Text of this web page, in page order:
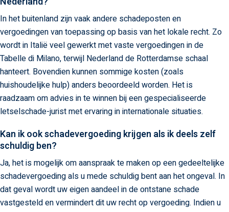
In het buitenland zijn vaak andere schadeposten en
vergoedingen van toepassing op basis van het lokale recht. Zo
wordt in Italië veel gewerkt met vaste vergoedingen in de
Tabelle di Milano, terwijl Nederland de Rotterdamse schaal
hanteert. Bovendien kunnen sommige kosten (zoals
huishoudelijke hulp) anders beoordeeld worden. Het is
raadzaam om advies in te winnen bij een gespecialiseerde
letselschade-jurist met ervaring in internationale situaties.
Kan ik ook schadevergoeding krijgen als ik deels zelf
schuldig ben?
Ja, het is mogelijk om aanspraak te maken op een gedeeltelijke
schadevergoeding als u mede schuldig bent aan het ongeval. In
dat geval wordt uw eigen aandeel in de ontstane schade
vastgesteld en vermindert dit uw recht op vergoeding. Indien u